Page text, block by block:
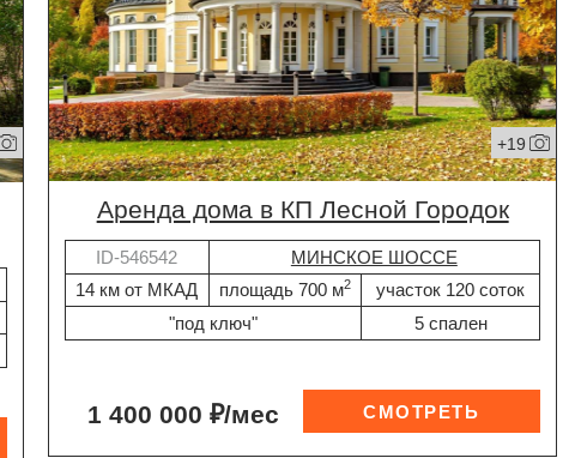
+19
Аренда дома в КП Лесной Городок
ID-546542
МИНСКОЕ ШОССЕ
14 км от МКАД
площадь 700 м2
участок 120 соток
"под ключ"
5 спален
1 400 000 ₽/мес